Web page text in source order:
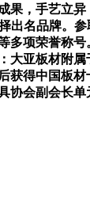
果，手艺立
出名品牌。
多项荣誉称
大亚板材附
获得中国板
协会副会长